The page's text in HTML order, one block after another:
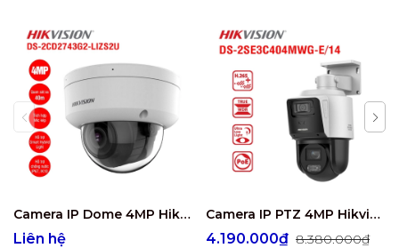
Camera IP Dome 4MP Hikvision DS-2CD2743G2-LIZS2U
Liên hệ
Camera IP PTZ 4MP Hikvision DS-2SE3C404MWG-E/14
4.190.000₫ 8.380.000₫